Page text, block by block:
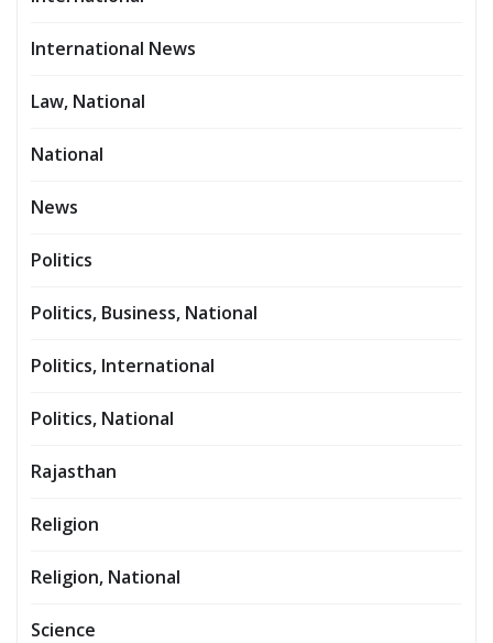
International News
Law, National
National
News
Politics
Politics, Business, National
Politics, International
Politics, National
Rajasthan
Religion
Religion, National
Science